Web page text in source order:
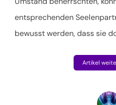
entsprechenden
bewusst werden, dass sie
Artikel